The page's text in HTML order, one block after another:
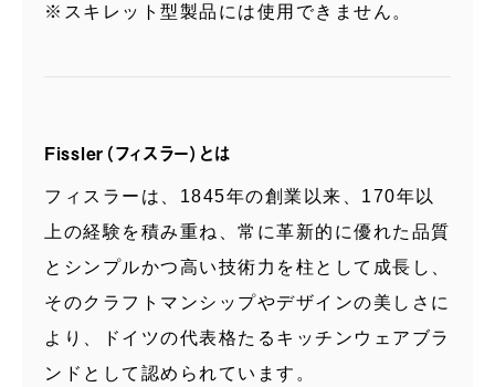
※スキレット型製品には使用できません。
Fissler（フィスラー）とは
フィスラーは、1845年の創業以来、170年以
上の経験を積み重ね、常に革新的に優れた品質
とシンプルかつ高い技術力を柱として成長し、
そのクラフトマンシップやデザインの美しさに
より、ドイツの代表格たるキッチンウェアブラ
ンドとして認められています。